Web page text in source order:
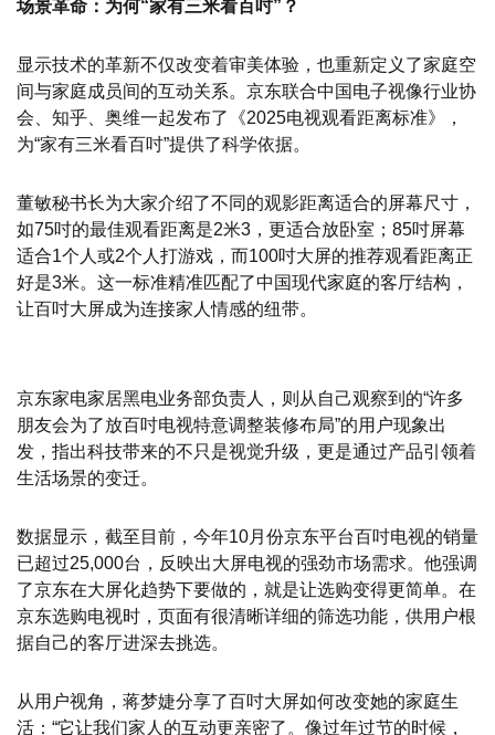
场景革命：为何“家有三米看百吋”？
显示技术的革新不仅改变着审美体验，也重新定义了家庭空
间与家庭成员间的互动关系。京东联合中国电子视像行业协
会、知乎、奥维一起发布了《2025电视观看距离标准》，
为“家有三米看百吋”提供了科学依据。
董敏秘书长为大家介绍了不同的观影距离适合的屏幕尺寸，
如75吋的最佳观看距离是2米3，更适合放卧室；85吋屏幕
适合1个人或2个人打游戏，而100吋大屏的推荐观看距离正
好是3米。这一标准精准匹配了中国现代家庭的客厅结构，
让百吋大屏成为连接家人情感的纽带。
京东家电家居黑电业务部负责人，则从自己观察到的“许多
朋友会为了放百吋电视特意调整装修布局”的用户现象出
发，指出科技带来的不只是视觉升级，更是通过产品引领着
生活场景的变迁。
数据显示，截至目前，今年10月份京东平台百吋电视的销量
已超过25,000台，反映出大屏电视的强劲市场需求。他强调
了京东在大屏化趋势下要做的，就是让选购变得更简单。在
京东选购电视时，页面有很清晰详细的筛选功能，供用户根
据自己的客厅进深去挑选。
从用户视角，蒋梦婕分享了百吋大屏如何改变她的家庭生
活：“它让我们家人的互动更亲密了。像过年过节的时候，